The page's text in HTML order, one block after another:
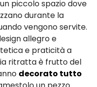
piccolo spazio dove
durante la
vengono servite.
allegro e
e praticità a
ritratta è frutto del
decorato tutto